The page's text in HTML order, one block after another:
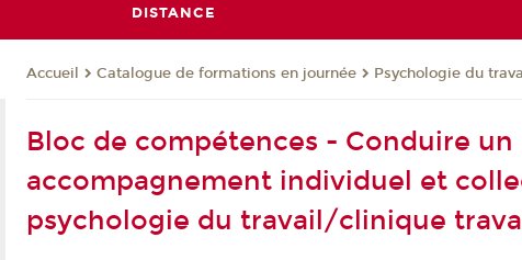
DISTANCE
Accueil Catalogue de formations en journée Psychologie du
Bloc de compétences - Conduire un
accompagnement individuel et
psychologie du travail/clinique